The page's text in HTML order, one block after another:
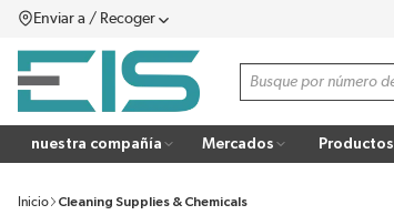
SALTAR AL CONTENIDO PRINCIPAL
Enviar a / Recoger
menú
Búsqueda de sitio
nuestra compañía Mercados Productos
more info
Inicio Cleaning Supplies & Chemicals